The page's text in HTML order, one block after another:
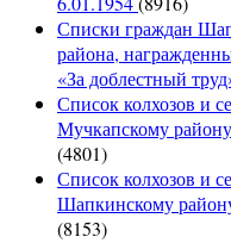
Списки граждан
района,
«За доблестный
Список колхозов и
Мучкапскому
(4801)
Список колхозов и
Шапкинскому
(8153)